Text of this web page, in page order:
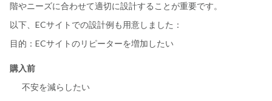
階やニーズに合わせて適切に設計することが重要です。
以下、ECサイトでの設計例も用意しました：
目的：ECサイトのリピーターを増加したい
購入前
不安を減らしたい